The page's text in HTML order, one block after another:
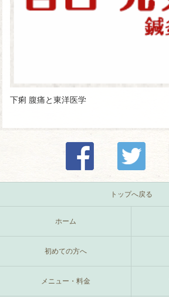
下痢 腹痛と東洋医学
トップへ戻る
ホーム
初めての方へ
メニュー・料金